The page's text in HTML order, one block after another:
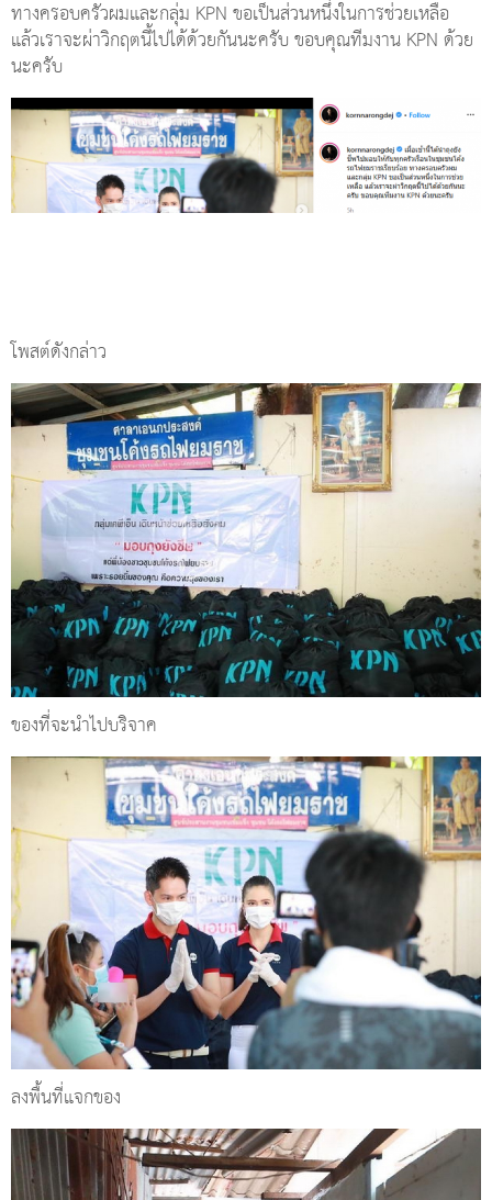
ทางครอบครัวผมและกลุ่ม KPN ขอเป็นส่วนหนึ่งในการช่วยเหลือ
แล้วเราจะผ่าวิกฤตนี้ไปได้ด้วยกันนะครับ ขอบคุณทีมงาน KPN ด้วย
นะครับ
โพสต์ดังกล่าว
ของที่จะนำไปบริจาค
ลงพื้นที่แจกของ